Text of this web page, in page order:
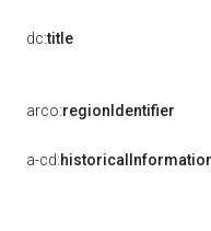
dc:title
arco:regionIdentifier
a-cd: